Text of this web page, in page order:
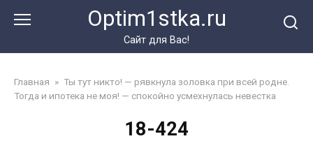
Optim1stka.ru
Сайт для Вас!
Главная » Ты тут никто! — рявкнула золовка при всей родне.
Тогда и ипотека не моя! — спокойно усмехнулась невестка
18-424